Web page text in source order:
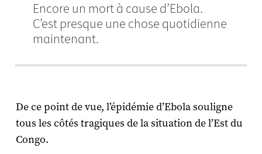
Encore un mort à cause d’Ebola.
C’est presque une chose quotidienne
maintenant.
De ce point de vue, l’épidémie d’Ebola souligne
tous les côtés tragiques de la situation de l’Est du
Congo.